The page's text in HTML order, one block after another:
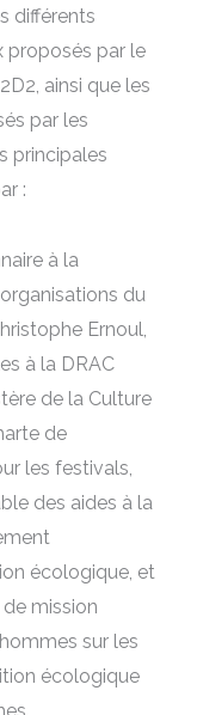
différents
proposés par le
ainsi que les
par les
principales
:
à la
du
Ernoul,
à la DRAC
de la Culture
de
les festivals,
des aides à la
écologique, et
mission
sur les
écologique